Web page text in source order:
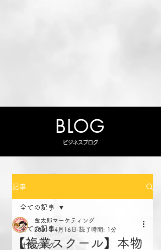
BLOG
ビジネスブログ
記事
全ての記事
社長ブログ
全ての記事
【複業スクール】本物
金太郎マーケティング
2021年4月16日 読了時間: 1分